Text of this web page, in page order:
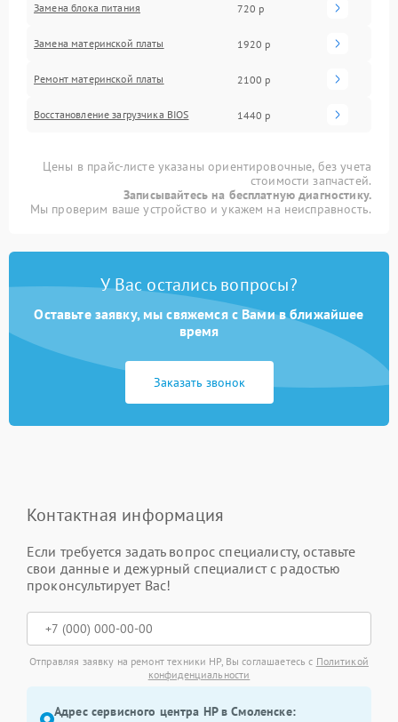
Замена блока питания 720 р
Замена материнской платы 1920 р
Ремонт материнской платы 2100 р
Восстановление загрузчика BIOS 1440 р
Цены в прайс-листе указаны ориентировочные, без учета
стоимости запчастей.
Записывайтесь на бесплатную диагностику.
Мы проверим ваше устройство и укажем на неисправность.
У Вас остались вопросы?
Оставьте заявку, мы свяжемся с Вами в ближайшее
время
Заказать звонок
Контактная информация
Если требуется задать вопрос специалисту, оставьте
свои данные и дежурный специалист с радостью
проконсультирует Вас!
Отправляя заявку на ремонт техники HP, Вы соглашаетесь с Политикой
конфиденциальности
Адрес сервисного центра HP в Смоленске: